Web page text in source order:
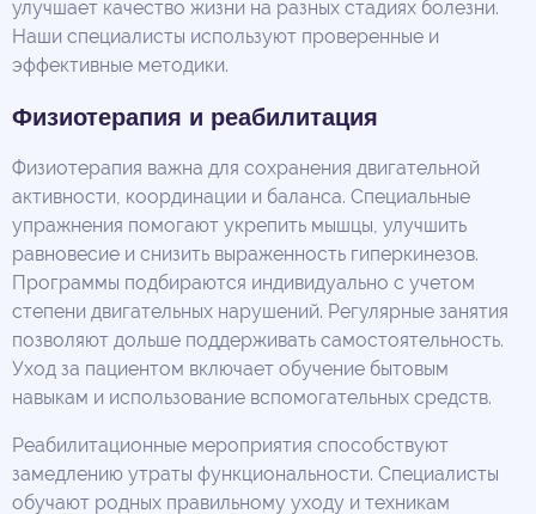
улучшает качество жизни на разных стадиях болезни.
Наши специалисты используют проверенные и
эффективные методики.
Физиотерапия и реабилитация
Физиотерапия важна для сохранения двигательной
активности, координации и баланса. Специальные
упражнения помогают укрепить мышцы, улучшить
равновесие и снизить выраженность гиперкинезов.
Программы подбираются индивидуально с учетом
степени двигательных нарушений. Регулярные занятия
позволяют дольше поддерживать самостоятельность.
Уход за пациентом включает обучение бытовым
навыкам и использование вспомогательных средств.
Реабилитационные мероприятия способствуют
замедлению утраты функциональности. Специалисты
обучают родных правильному уходу и техникам